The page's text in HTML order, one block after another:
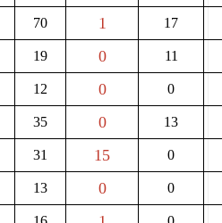
70 1 17
19 0 11
12 0 0
35 0 13
31 15 0
13 0 0